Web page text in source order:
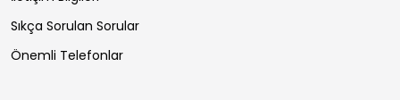
Sıkça Sorulan Sorular
Önemli Telefonlar